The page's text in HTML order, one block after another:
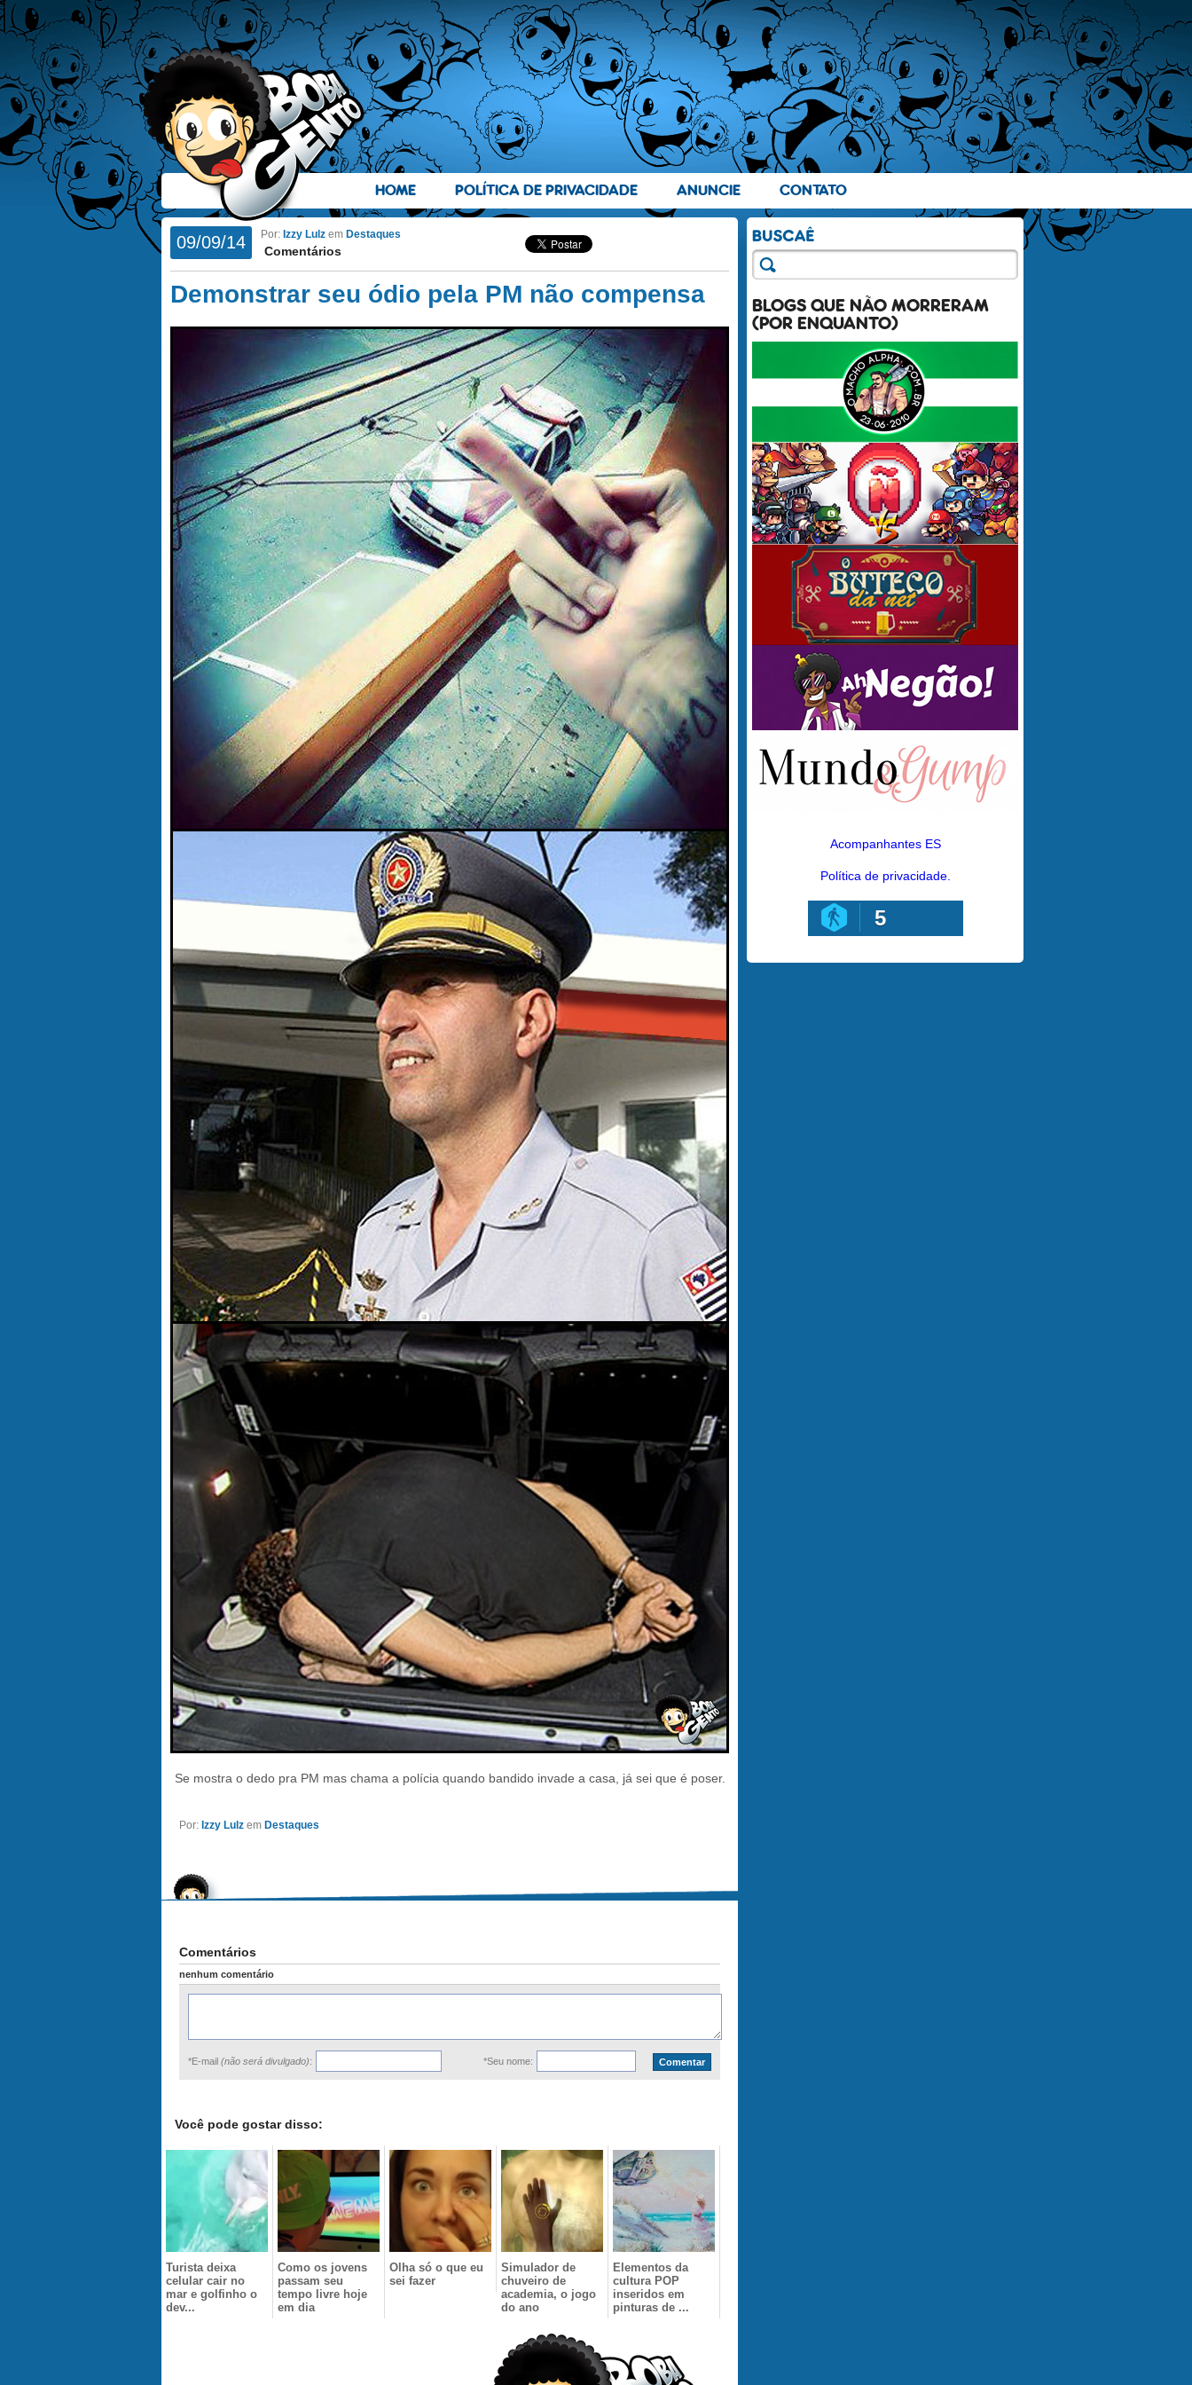
HOME POLÍTICA DE PRIVACIDADE ANUNCIE CONTATO
09/09/14 Por: Izzy Lulz em Destaques
Comentários
Demonstrar seu ódio pela PM não compensa
Se mostra o dedo pra PM mas chama a polícia quando bandido invade a casa, já sei que é poser.
Por: Izzy Lulz em Destaques
Comentários
nenhum comentário
*E-mail (não será divulgado): *Seu nome:
Você pode gostar disso:
Turista deixa
celular cair no
mar e golfinho o
dev...
Como os jovens
passam seu
tempo livre hoje
em dia
Olha só o que eu
sei fazer
Simulador de
chuveiro de
academia, o jogo
do ano
Elementos da
cultura POP
inseridos em
pinturas de ...
BLOGS QUE NÃO MORRERAM
(POR ENQUANTO)
Acompanhantes ES
Política de privacidade.
5